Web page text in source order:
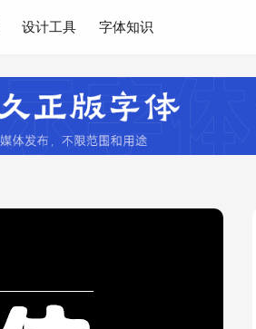
设计工具 字体知识